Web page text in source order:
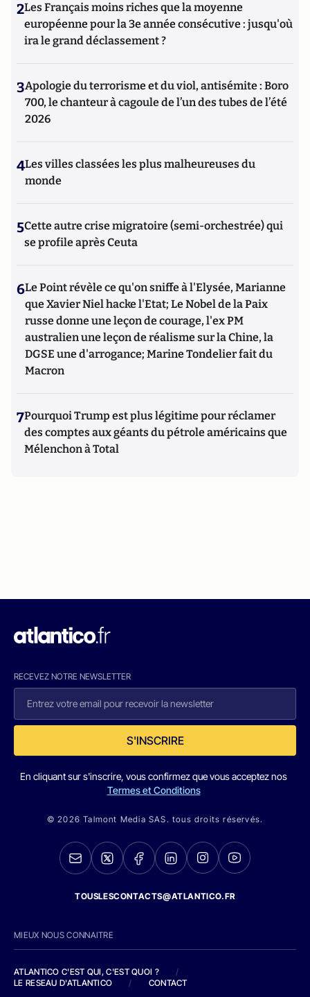
2Les Français moins riches que la moyenne
européenne pour la 3e année consécutive : jusqu'où
ira le grand déclassement ?
3Apologie du terrorisme et du viol, antisémite : Boro
700, le chanteur à cagoule de l’un des tubes de l’été
2026
4Les villes classées les plus malheureuses du
monde
5Cette autre crise migratoire (semi-orchestrée) qui
se profile après Ceuta
6Le Point révèle ce qu'on sniffe à l'Elysée, Marianne
que Xavier Niel hacke l'Etat; Le Nobel de la Paix
russe donne une leçon de courage, l'ex PM
australien une leçon de réalisme sur la Chine, la
DGSE une d'arrogance; Marine Tondelier fait du
Macron
7Pourquoi Trump est plus légitime pour réclamer
des comptes aux géants du pétrole américains que
Mélenchon à Total
RECEVEZ NOTRE NEWSLETTER
S'INSCRIRE
En cliquant sur s'inscrire, vous confirmez que vous acceptez nos
Termes et Conditions
© 2026 Talmont Media SAS. tous droits réservés.
TOUSLESCONTACTS@ATLANTICO.FR
MIEUX NOUS CONNAITRE
ATLANTICO C'EST QUI, C'EST QUOI ?
/
LE RESEAU D'ATLANTICO
/ CONTACT